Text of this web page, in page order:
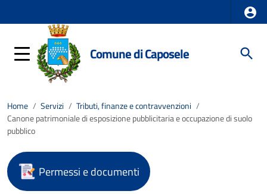
Comune di Caposele
Home / Servizi / Tributi, finanze e contravvenzioni /
Canone patrimoniale di esposizione pubblicitaria e occupazione di suolo
pubblico
Permessi e documenti